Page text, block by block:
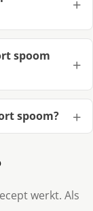
spoom
spoom?
werkt. Als